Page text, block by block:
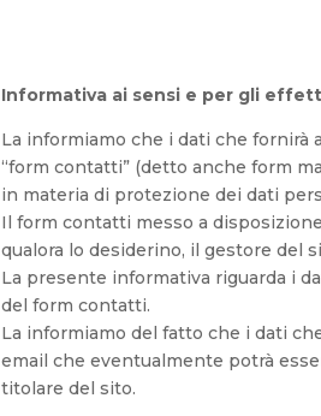
Informativa ai sensi e per gli
La informiamo che i dati che
“form contatti” (detto anche form
in materia di protezione dei dati
Il form contatti messo a
qualora lo desiderino, il gestore del
La presente informativa riguarda i
del form contatti.
La informiamo del fatto che i dati
email che eventualmente potrà
titolare del sito.